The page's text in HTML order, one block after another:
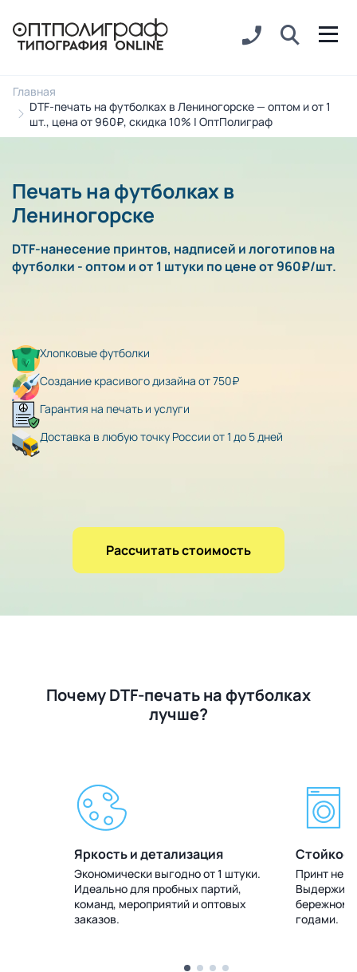
Главная
DTF-печать на футболках в Лениногорске — оптом и от 1
шт., цена от 960₽, скидка 10% | ОптПолиграф
Печать на футболках в
Лениногорске
DTF-нанесение принтов, надписей и логотипов на
футболки - оптом и от 1 штуки по цене от 960₽/шт.
Хлопковые футболки
Создание красивого дизайна от 750₽
Гарантия на печать и услуги
Доставка в любую точку России от 1 до 5 дней
Рассчитать стоимость
Почему DTF-печать на футболках
лучше?
Яркость и детализация
Экономически выгодно от 1 штуки.
Идеально для пробных партий,
команд, мероприятий и оптовых
заказов.
Принт не
бережном
годами.